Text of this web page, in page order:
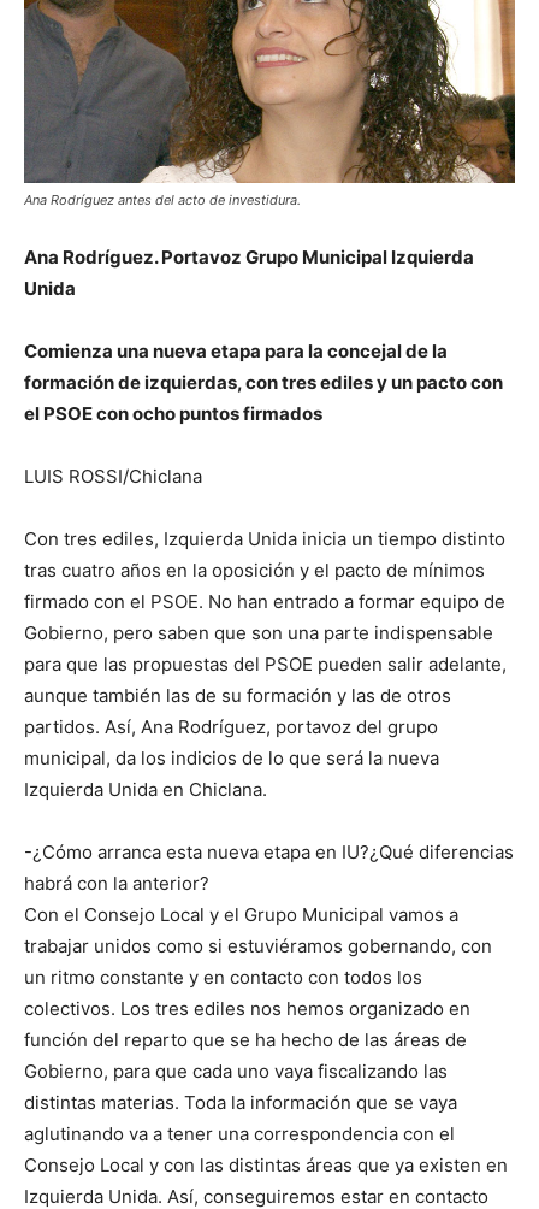
Ana Rodríguez antes del acto de investidura.
Ana Rodríguez. Portavoz Grupo Municipal Izquierda
Unida
Comienza una nueva etapa para la concejal de la
formación de izquierdas, con tres ediles y un pacto con
el PSOE con ocho puntos firmados
LUIS ROSSI/Chiclana
Con tres ediles, Izquierda Unida inicia un tiempo distinto
tras cuatro años en la oposición y el pacto de mínimos
firmado con el PSOE. No han entrado a formar equipo de
Gobierno, pero saben que son una parte indispensable
para que las propuestas del PSOE pueden salir adelante,
aunque también las de su formación y las de otros
partidos. Así, Ana Rodríguez, portavoz del grupo
municipal, da los indicios de lo que será la nueva
Izquierda Unida en Chiclana.
-¿Cómo arranca esta nueva etapa en IU?¿Qué diferencias
habrá con la anterior?
Con el Consejo Local y el Grupo Municipal vamos a
trabajar unidos como si estuviéramos gobernando, con
un ritmo constante y en contacto con todos los
colectivos. Los tres ediles nos hemos organizado en
función del reparto que se ha hecho de las áreas de
Gobierno, para que cada uno vaya fiscalizando las
distintas materias. Toda la información que se vaya
aglutinando va a tener una correspondencia con el
Consejo Local y con las distintas áreas que ya existen en
Izquierda Unida. Así, conseguiremos estar en contacto